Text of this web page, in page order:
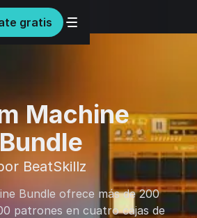
gratis
Machine
Bundle
BeatSkillz
Bundle ofrece más de 200
patrones en cuatro cajas de